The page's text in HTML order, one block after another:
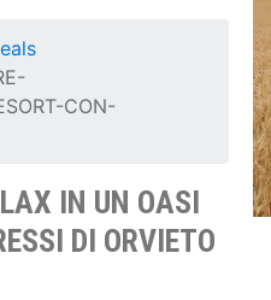
CON-
IN UN OASI
DI ORVIETO